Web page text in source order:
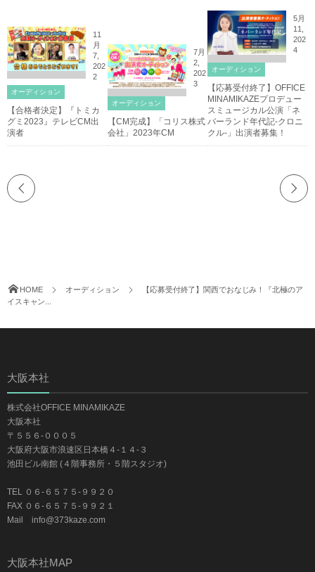
11
月
7,
202
2
オーディション
【合格者決定】『トミカ
グミ2023』テレビCM出
演者
7月
2,
202
3
オーディション
【CM完成】「コリス株式
会社」2023年CM
5月
11,
202
4
オーディション
【応募受付終了】OFFICE
MINAMIKAZEプロデュー
スミュージカル公演「ネ
バーランド年代記-クロニ
クル-」出演者募集！
HOME オーディション
【応募受付終了】関西でおなじみ！『北極のア
イスキャン...
大阪本社
株式会社OFFICE MINAMIKAZE
大阪本社
〒５５６-０００５
大阪府大阪市浪速区日本橋４-１４-３
池田ビル南館 (４階事務所・５階スタジオ)
TEL ０６-６５７５-９９２０
FAX ０６-６５７５-９９２１
Mail info@373kaze.com
大阪本社MAP